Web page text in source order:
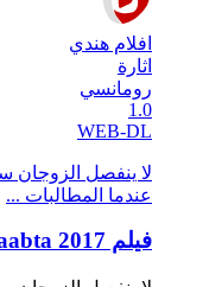
افلام هندي
اثارة
رومانسي
1.0
WEB-DL
لا ينفصل الزوجان
عندما المطالبات ...
فيلم Raabta 2017 مترجم HD